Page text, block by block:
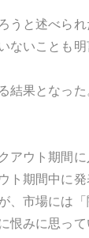
うと述べら
いことも明
結果となっ
アウト期間
期間中に発
、市場には
恨みに思っ